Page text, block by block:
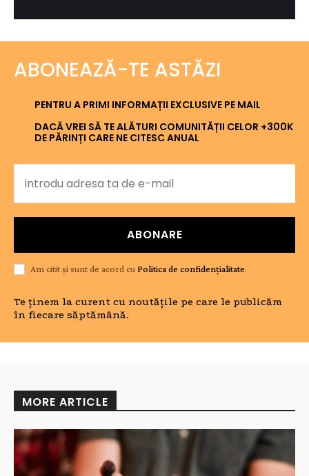
ABONEAZĂ-TE ASTĂZI
PENTRU A PRIMI INFORMAȚII EXCLUSIVE PE MAIL
DACĂ VREI SĂ TE ALĂTURI COMUNITĂȚII CELOR +300K
DE PĂRINȚI CARE NE CITESC ANUAL
ABONARE
Am citit și sunt de acord cuPolitica de confidențialitate.
Te ținem la curent cu noutățile pe care le publicăm
în fiecare săptămână.
MORE ARTICLE